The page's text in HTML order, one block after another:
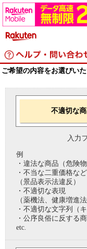
ご希望の内容をお選びい
不適切な
入力
例
・違法な商品（危険物
・不当な二重価格など
（景品表示法違反）
・不適切な表現
（薬機法、健康増進
・不適切な文字列（
・公序良俗に反する
etc.